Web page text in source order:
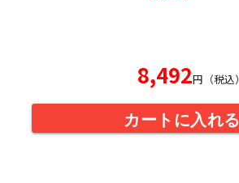
8,492円（税込）
カートに入れる